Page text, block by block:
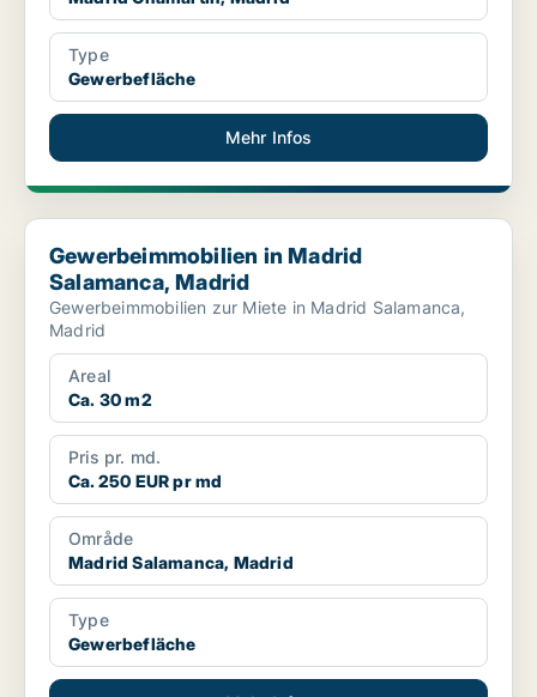
Type
Gewerbefläche
Mehr Infos
Gewerbeimmobilien in Madrid Salamanca, Madrid
Gewerbeimmobilien in Madrid
Salamanca, Madrid
Gewerbeimmobilien zur Miete in Madrid Salamanca,
Madrid
Areal
Ca. 30 m2
Pris pr. md.
Ca. 250 EUR pr md
Område
Madrid Salamanca, Madrid
Type
Gewerbefläche